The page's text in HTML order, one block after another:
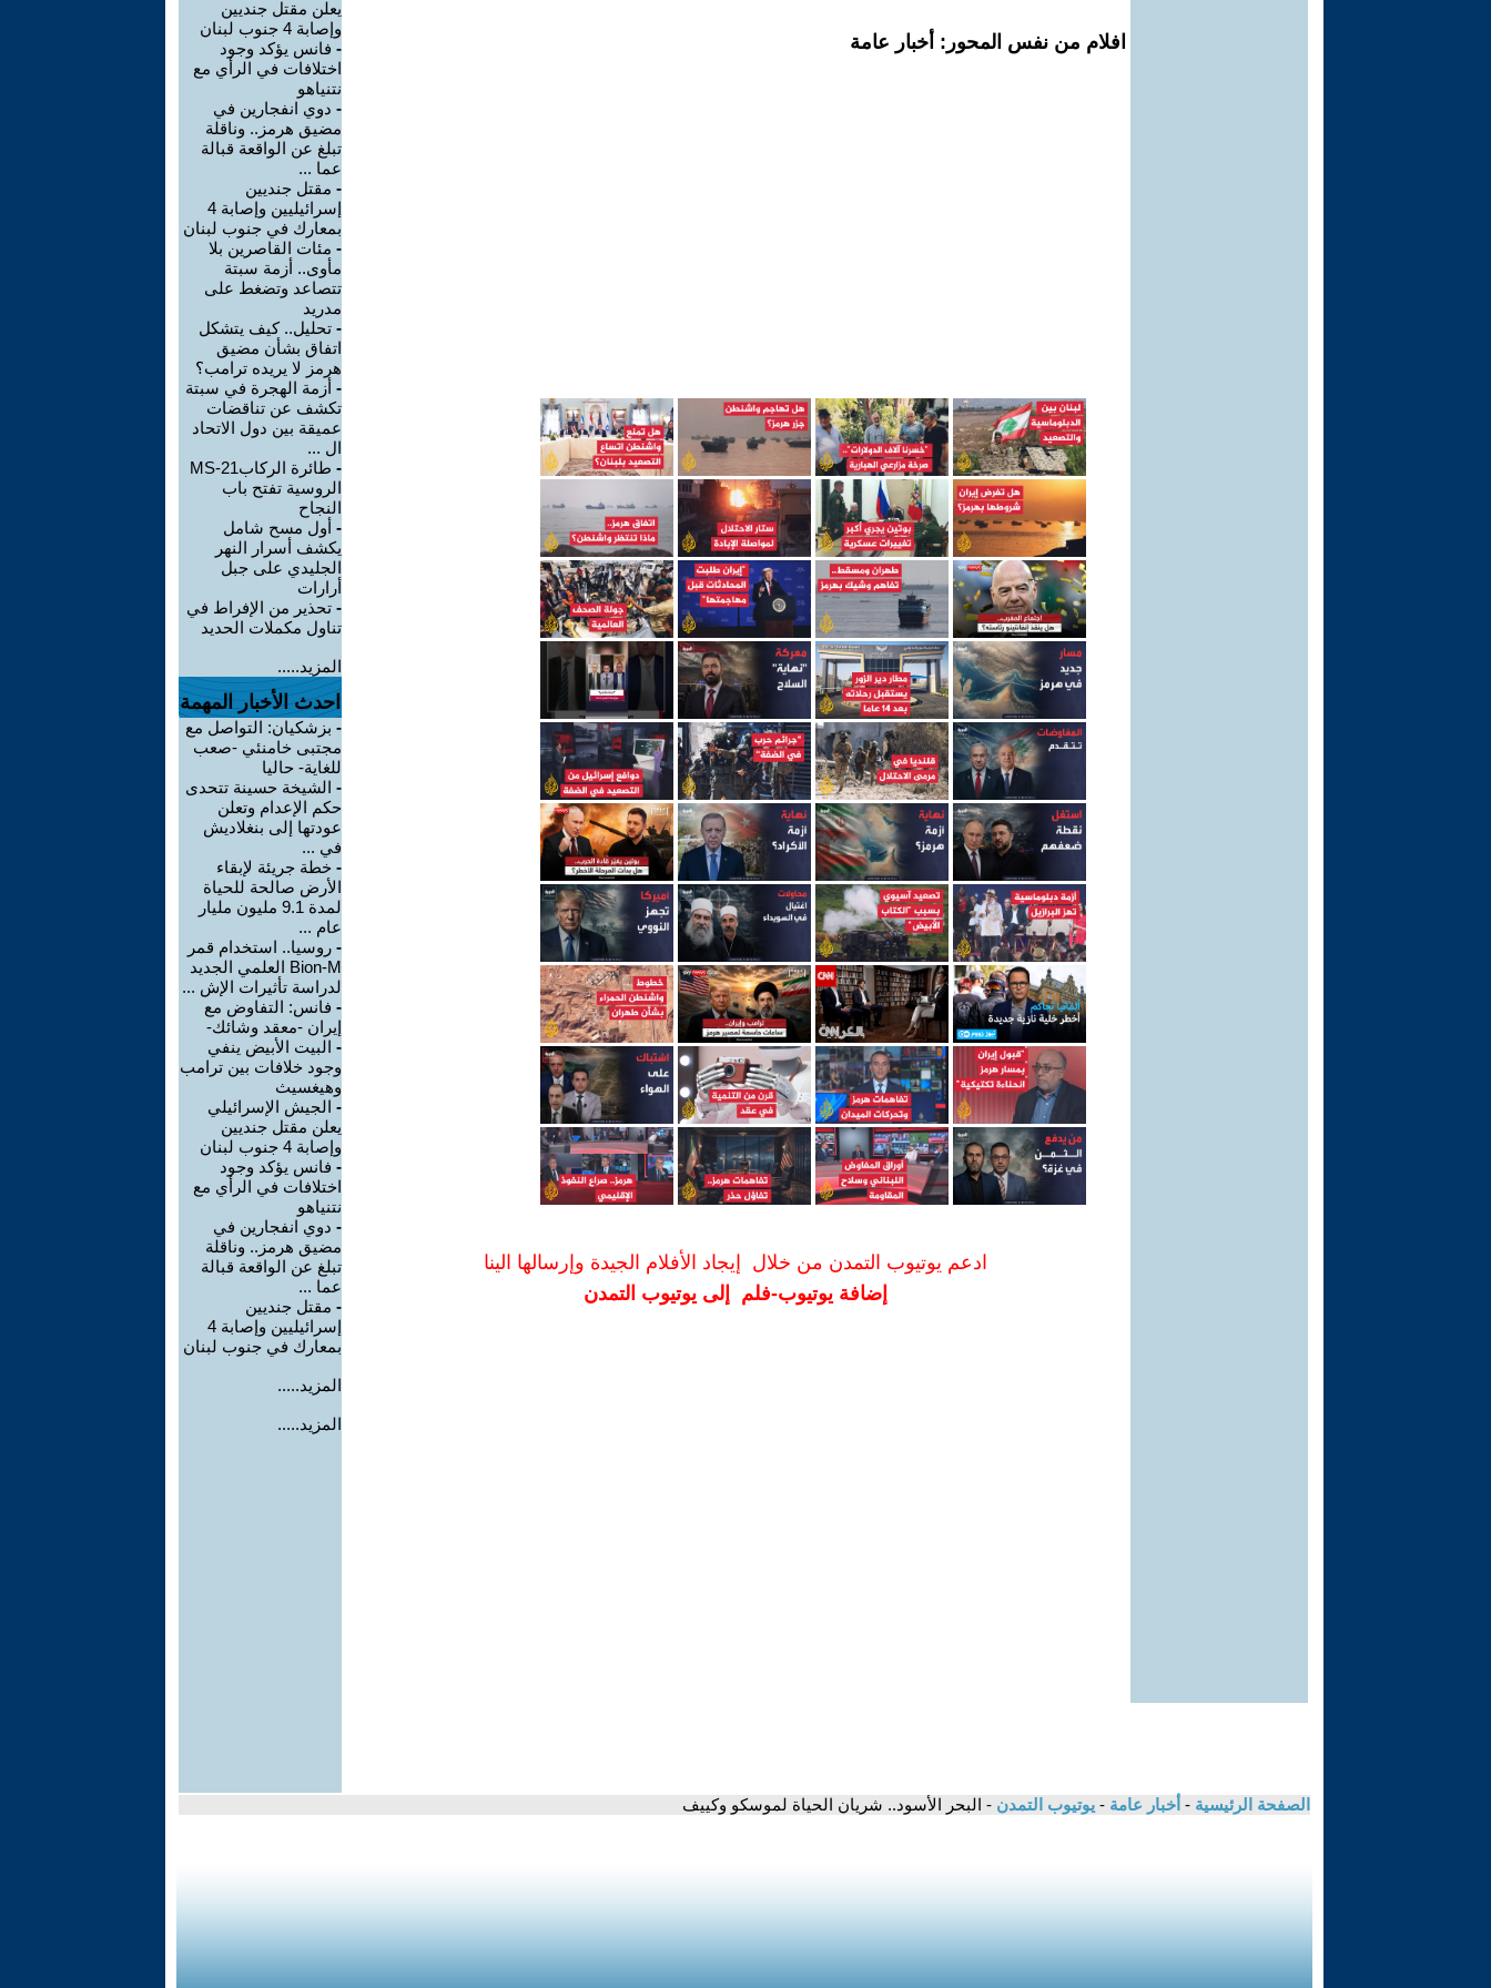
افلام من نفس المحور: أخبار عامة
ادعم يوتيوب التمدن من خلال إيجاد الأفلام الجيدة وإرسالها الينا
إضافة يوتيوب-فلم إلى يوتيوب التمدن
يعلن مقتل جنديين
وإصابة 4 جنوب لبنان
- فانس يؤكد وجود
اختلافات في الرأي مع
نتنياهو
- دوي انفجارين في
مضيق هرمز.. وناقلة
تبلغ عن الواقعة قبالة
عما ...
- مقتل جنديين
إسرائيليين وإصابة 4
بمعارك في جنوب لبنان
- مئات القاصرين بلا
مأوى.. أزمة سبتة
تتصاعد وتضغط على
مدريد
- تحليل.. كيف يتشكل
اتفاق بشأن مضيق
هرمز لا يريده ترامب؟
- أزمة الهجرة في سبتة
تكشف عن تناقضات
عميقة بين دول الاتحاد
ال ...
-
طائرة الركابMS-21
الروسية تفتح باب
النجاح
- أول مسح شامل
يكشف أسرار النهر
الجليدي على جبل
أرارات
- تحذير من الإفراط في
تناول مكملات الحديد
المزيد.....
احدث الأخبار المهمة
- بزشكيان: التواصل مع
مجتبى خامنئي -صعب
للغاية- حاليا
- الشيخة حسينة تتحدى
حكم الإعدام وتعلن
عودتها إلى بنغلاديش
في ...
- خطة جريئة لإبقاء
الأرض صالحة للحياة
لمدة 9.1 مليون مليار
عام ...
- روسيا.. استخدام قمر
Bion-M العلمي الجديد
لدراسة تأثيرات الإش ...
- فانس: التفاوض مع
إيران -معقد وشائك-
- البيت الأبيض ينفي
وجود خلافات بين ترامب
وهيغسيث
- الجيش الإسرائيلي
يعلن مقتل جنديين
وإصابة 4 جنوب لبنان
- فانس يؤكد وجود
اختلافات في الرأي مع
نتنياهو
- دوي انفجارين في
مضيق هرمز.. وناقلة
تبلغ عن الواقعة قبالة
عما ...
- مقتل جنديين
إسرائيليين وإصابة 4
بمعارك في جنوب لبنان
المزيد.....
المزيد.....
الصفحة الرئيسية - أخبار عامة - يوتيوب التمدن - البحر الأسود.. شريان الحياة لموسكو وكييف